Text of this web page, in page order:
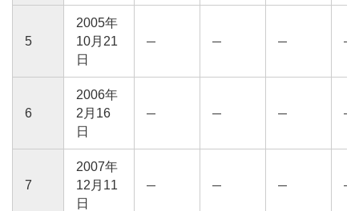
5
2005年
10月21
日
6
2006年
2月16
日
7
2007年
12月11
日